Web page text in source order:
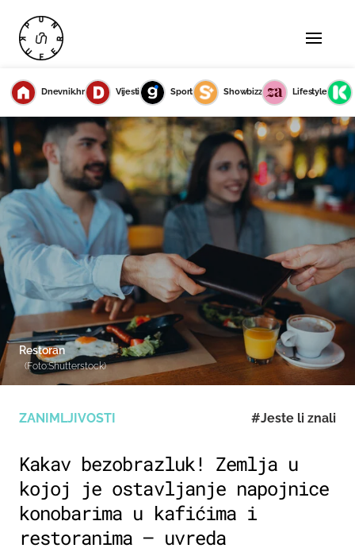
Dnevnik.hr Vijesti Sport Showbizz Lifestyle
ZANIMLJIVOSTI #Jeste li znali
Kakav bezobrazluk! Zemlja u
kojoj je ostavljanje napojnice
konobarima u kafićima i
restoranima – uvreda
Restoran
(Foto:Shutterstock)